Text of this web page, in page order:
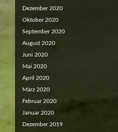
Dezember 2020
Oktober 2020
September 2020
August 2020
Juni 2020
Mai 2020
April 2020
März 2020
Februar 2020
Januar 2020
Dezember 2019